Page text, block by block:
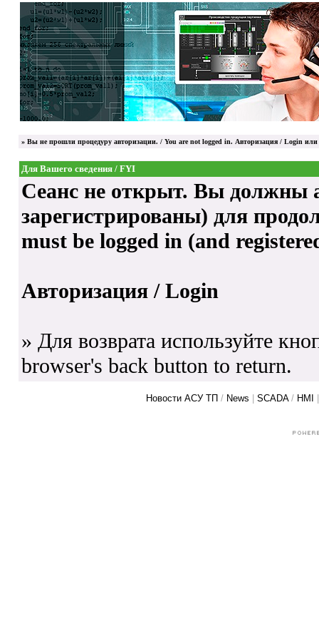
» Вы не прошли процедуру авторизации. / You are not logged in. Авторизация / Login
Для Вашего сведения / FYI
Сеанс не открыт. Вы должны
зарегистрированы) для
must be logged in (and
Авторизация / Login
» Для возврата используйте
browser's back button to return.
Новости АСУ ТП / News SCADA/ HMI